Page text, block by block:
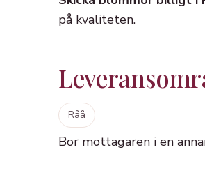
på kvaliteten.
Råå
Bor mottagaren i en